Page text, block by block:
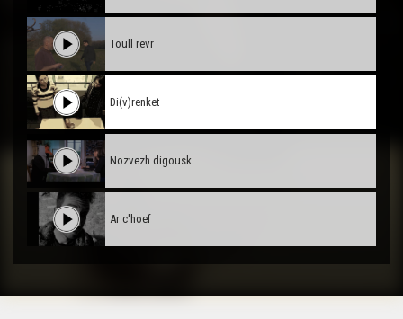
Toull revr
Di(v)renket
Nozvezh digousk
Ar c'hoef